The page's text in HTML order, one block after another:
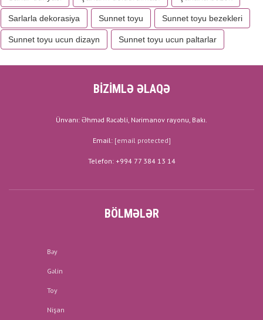
Sarlarla dekorasiya Sunnet toyu Sunnet toyu bezekleri
Sunnet toyu ucun dizayn Sunnet toyu ucun paltarlar
BİZİMLƏ ƏLAQƏ
Ünvanı: Əhməd Rəcəbli, Nərimanov rayonu, Bakı.
Email: [email protected]
Telefon: +994 77 384 13 14
BÖLMƏLƏR
Bəy
Gəlin
Toy
Nişan